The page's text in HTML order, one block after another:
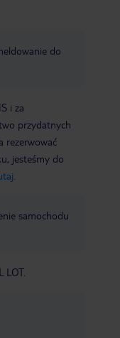
do
i za
przydatnych
rezerwować
jesteśmy do
samochodu
LOT.